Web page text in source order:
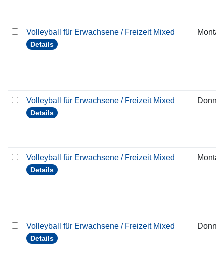
Volleyball für Erwachsene / Freizeit Mixed
Details
Montag
Volleyball für Erwachsene / Freizeit Mixed
Details
Volleyball für Erwachsene / Freizeit Mixed
Details
Montag
Volleyball für Erwachsene / Freizeit Mixed
Details